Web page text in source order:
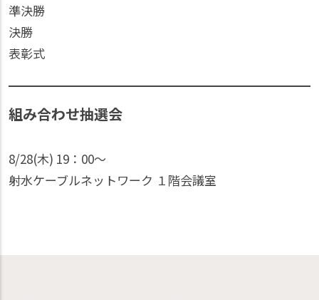
準決勝
決勝
表彰式
組み合わせ抽選会
8/28(木) 19：00〜
射水ケーブルネットワーク １階会議室